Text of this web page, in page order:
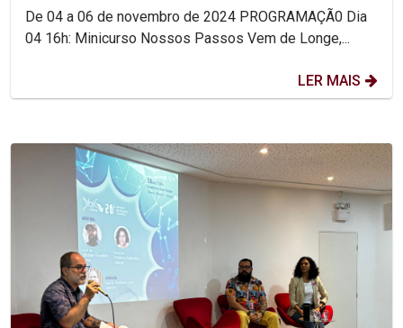
De 04 a 06 de novembro de 2024 PROGRAMAÇÃ0 Dia
04 16h: Minicurso Nossos Passos Vem de Longe,...
LER MAIS